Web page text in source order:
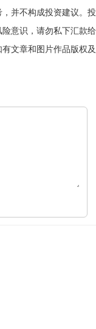
并不构成投资建议。投
意识，请勿私下汇款给
文章和图片作品版权及